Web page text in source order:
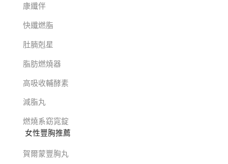
康纖伴
快纖燃脂
肚腩剋星
脂肪燃燒器
高吸收輔酵素
減脂丸
燃燒系窈窕錠
女性豐胸推薦
賀爾蒙豐胸丸